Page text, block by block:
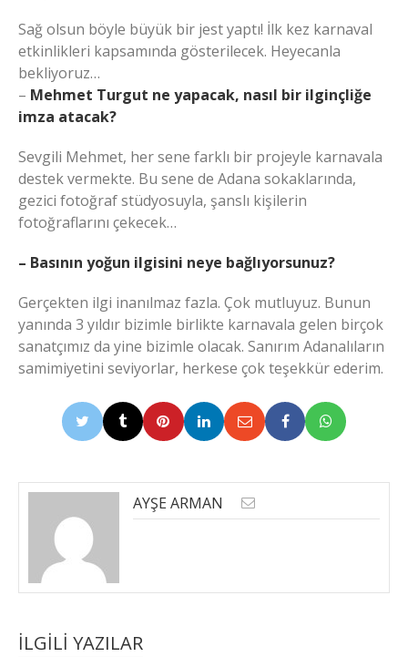
Sağ olsun böyle büyük bir jest yaptı! İlk kez karnaval
etkinlikleri kapsamında gösterilecek. Heyecanla
bekliyoruz…
– Mehmet Turgut ne yapacak, nasıl bir ilginçliğe
imza atacak?
Sevgili Mehmet, her sene farklı bir projeyle karnavala
destek vermekte. Bu sene de Adana sokaklarında,
gezici fotoğraf stüdyosuyla, şanslı kişilerin
fotoğraflarını çekecek…
– Basının yoğun ilgisini neye bağlıyorsunuz?
Gerçekten ilgi inanılmaz fazla. Çok mutluyuz. Bunun
yanında 3 yıldır bizimle birlikte karnavala gelen birçok
sanatçımız da yine bizimle olacak. Sanırım Adanalıların
samimiyetini seviyorlar, herkese çok teşekkür ederim.
AYŞE ARMAN
İLGILI YAZILAR